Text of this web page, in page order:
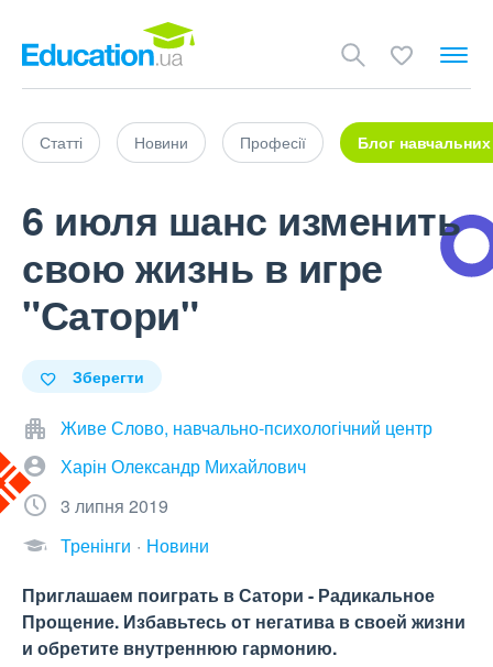
Статті Новини Професії Блог навчальних
6 июля шанс изменить
свою жизнь в игре
"Сатори"
Зберегти
Живе Слово, навчально-психологічний центр
Харін Олександр Михайлович
3 липня 2019
Тренінги
Новини
Приглашаем поиграть в Сатори - Радикальное
Прощение. Избавьтесь от негатива в своей жизни
и обретите внутреннюю гармонию.